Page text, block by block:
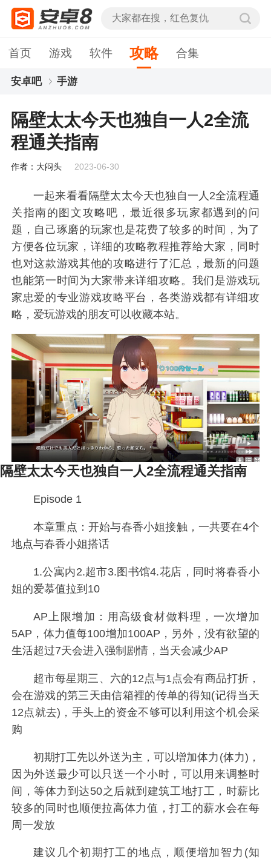
首页 游戏 软件 攻略 合集
安卓吧 手游
隔壁太太今天也独自一人2全流
程通关指南
作者：大闷头 2023-06-30
一起来看看隔壁太太今天也独自一人2全流程通
关指南的图文攻略吧，最近很多玩家都遇到的问
题，自己琢磨的玩家也是花费了较多的时间，为了
方便各位玩家，详细的攻略教程推荐给大家，同时
也对这款游戏其他的攻略进行了汇总，最新的问题
也能第一时间为大家带来详细攻略。我们是游戏玩
家忠爱的专业游戏攻略平台，各类游戏都有详细攻
略，爱玩游戏的朋友可以收藏本站。
隔壁太太今天也独自一人2全流程通关指南
Episode 1
本章重点：开始与春香小姐接触，一共要在4个
地点与春香小姐搭话
1.公寓内2.超市3.图书馆4.花店，同时将春香小
姐的爱慕值拉到10
AP上限增加：用高级食材做料理，一次增加
5AP，体力值每100增加100AP，另外，没有欲望的
生活超过7天会进入强制剧情，当天会减少AP
超市每星期三、六的12点与1点会有商品打折，
会在游戏的第三天由信箱裡的传单的得知(记得当天
12点就去)，手头上的资金不够可以利用这个机会采
购
初期打工先以外送为主，可以增加体力(体力)，
因为外送最少可以只送一个小时，可以用来调整时
间，等体力到达50之后就到建筑工地打工，时薪比
较多的同时也顺便拉高体力值，打工的薪水会在每
周一发放
建议几个初期打工的地点，顺便增加智力(知